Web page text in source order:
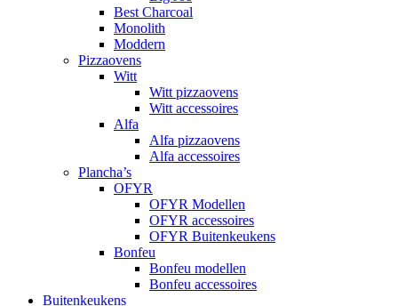
Best Charcoal
Monolith
Moddern
Pizzaovens
Witt
Witt pizzaovens
Witt accessoires
Alfa
Alfa pizzaovens
Alfa accessoires
Plancha’s
OFYR
OFYR Modellen
OFYR accessoires
OFYR Buitenkeukens
Bonfeu
Bonfeu modellen
Bonfeu accessoires
Buitenkeukens